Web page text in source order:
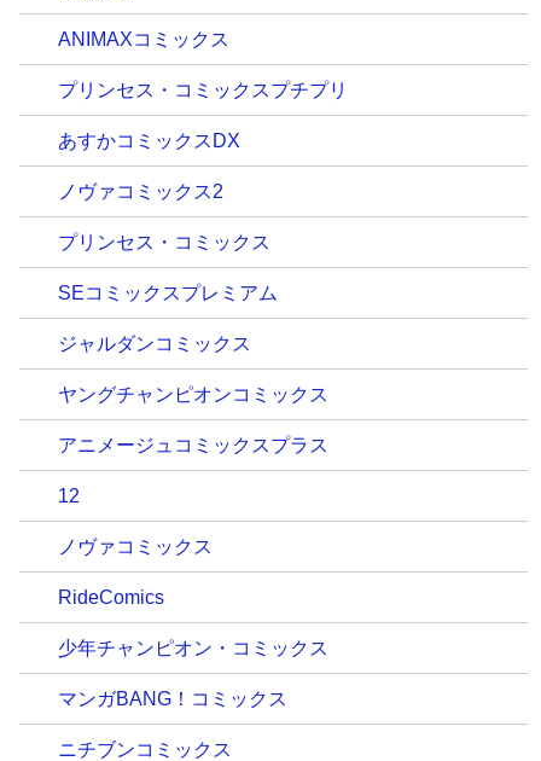
ANIMAXコミックス
プリンセス・コミックスプチプリ
あすかコミックスDX
ノヴァコミックス2
プリンセス・コミックス
SEコミックスプレミアム
ジャルダンコミックス
ヤングチャンピオンコミックス
アニメージュコミックスプラス
12
ノヴァコミックス
RideComics
少年チャンピオン・コミックス
マンガBANG！コミックス
ニチブンコミックス